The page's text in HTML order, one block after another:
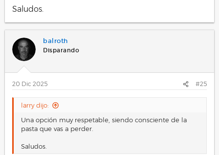
Saludos.
balroth
Disparando
20 Dic 2025 #25
larry dijo:
Una opción muy respetable, siendo consciente de la
pasta que vas a perder.
Saludos.